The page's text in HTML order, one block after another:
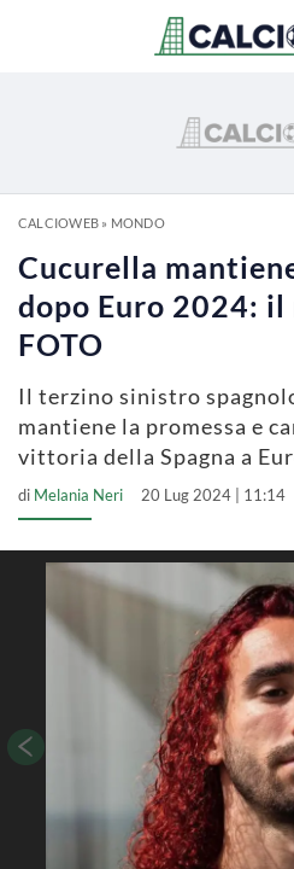
CALCIOWEB» MONDO
Cucurella
dopo Euro 2024: il
FOTO
Il terzino sinistro
mantiene la promessa e
vittoria della Spagna a
di Melania Neri 20 Lug 2024 | 11:14